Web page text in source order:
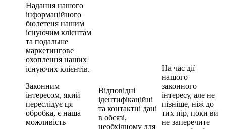
Надання нашого
інформаційного
бюлетеня нашим
існуючим клієнтам
та подальше
маркетингове
охоплення наших
існуючих клієнтів.
Законним
інтересом, який
переслідує ця
обробка, є наша
можливість
Відповідні
ідентифікаційні
та контактні дані
в обсязі,
необхідному для
На час дії
нашого
законного
інтересу, але не
пізніше, ніж до
тих пір, поки ви
не заперечите